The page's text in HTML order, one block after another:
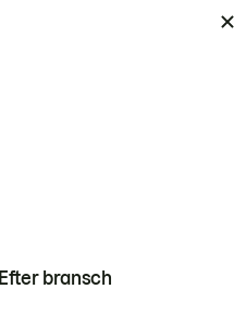
Efter bransch